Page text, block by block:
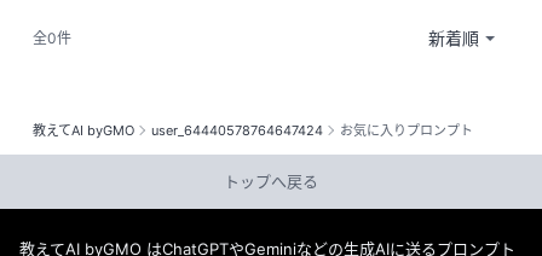
教えてAI byGMO user_64440578764647424 お気に入りプロンプト
全0件
トップへ戻る
教えてAI byGMO はChatGPTやGeminiなどの生成AIに送るプロンプト